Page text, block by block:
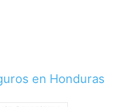
en Honduras